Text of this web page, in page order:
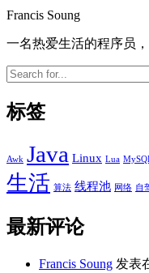
Sidebar
Francis Soung
一名热爱生活的程序员
Search
标签
Awk Java Linux Lua
生活 算法 线程池 网络 自
最新评论
Francis Soung 发表